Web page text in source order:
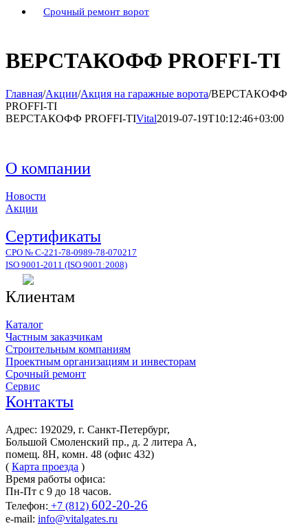
Срочный ремонт ворот
ВЕРСТАКОФФ PROFFI-TI
Главная/Акции/Акция на гаражные ворота/ВЕРСТАКОФФ
PROFFI-TI
ВЕРСТАКОФФ PROFFI-TIVital2019-07-19T10:12:46+03:00
О компании
Новости
Акции
Сертификаты
СРО № С-221-78-0989-78-070217
ISO 9001-2011 (ISO 9001:2008)
Клиентам
Каталог
Частным заказчикам
Строительным компаниям
Проектным организациям и инвесторам
Срочный ремонт
Сервис
Контакты
Адрес: 192029, г. Санкт-Петербург,
Большой Смоленский пр., д. 2 литера А,
помещ. 8Н, комн. 48 (офис 432)
( Карта проезда )
Время работы офиса:
Пн-Пт с 9 до 18 часов.
Телефон: +7 (812) 602-20-26
e-mail: info@vitalgates.ru